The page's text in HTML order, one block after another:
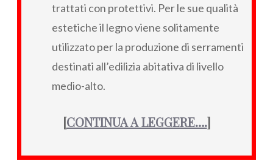
trattati con protettivi. Per le sue qualità
estetiche il legno viene solitamente
utilizzato per la produzione di serramenti
destinati all’edilizia abitativa di livello
medio-alto.
[CONTINUA A LEGGERE….]